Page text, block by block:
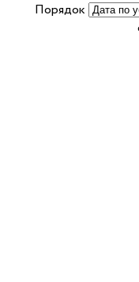
Порядок